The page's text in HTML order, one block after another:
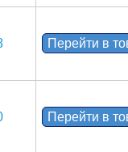
Перейти в
Перейти в